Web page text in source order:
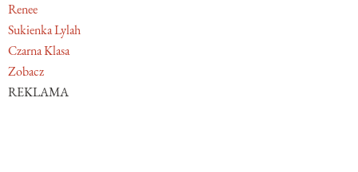
Renee
Sukienka Lylah
Czarna Klasa
Zobacz
REKLAMA